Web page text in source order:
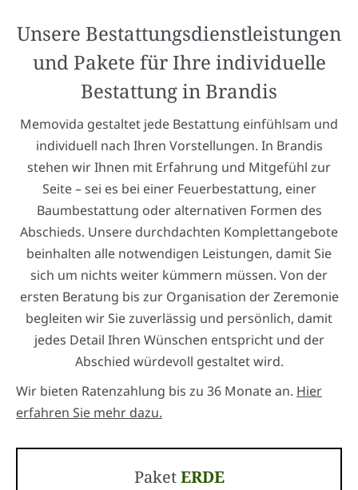
Unsere Bestattungsdienstleistungen
und Pakete für Ihre individuelle
Bestattung in Brandis
Memovida gestaltet jede Bestattung einfühlsam und
individuell nach Ihren Vorstellungen. In Brandis
stehen wir Ihnen mit Erfahrung und Mitgefühl zur
Seite – sei es bei einer Feuerbestattung, einer
Baumbestattung oder alternativen Formen des
Abschieds. Unsere durchdachten Komplettangebote
beinhalten alle notwendigen Leistungen, damit Sie
sich um nichts weiter kümmern müssen. Von der
ersten Beratung bis zur Organisation der Zeremonie
begleiten wir Sie zuverlässig und persönlich, damit
jedes Detail Ihren Wünschen entspricht und der
Abschied würdevoll gestaltet wird.
Wir bieten Ratenzahlung bis zu 36 Monate an. Hier
erfahren Sie mehr dazu.
PaketERDE